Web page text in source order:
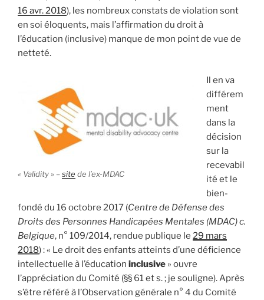
16 avr. 2018), les nombreux constats de violation sont
en soi éloquents, mais l’affirmation du droit à
l’éducation (inclusive) manque de mon point de vue de
netteté.
« Validity » –site de l’ex-MDAC
Il en va
différem
ment
dans la
décision
sur la
recevabil
ité et le
bien-
fondé du 16 octobre 2017 (Centre de Défense des
Droits des Personnes Handicapées Mentales (MDAC) c.
Belgique, n° 109/2014, rendue publique le 29 mars
2018) : « Le droit des enfants atteints d’une déficience
intellectuelle à l’éducation inclusive » ouvre
l’appréciation du Comité (§§ 61 et s. ; je souligne). Après
s’être référé à l’Observation générale n° 4 du Comité